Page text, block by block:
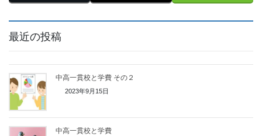
最近の投稿
中高一貫校と学費 その２
2023年9月15日
中高一貫校と学費